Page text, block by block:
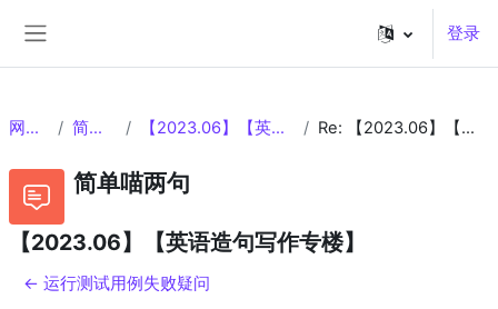
登录
网站页面 简单喵两句 【2023.06】【英语造句写作专楼】 Re: 【2023.06】【英语造句写作专楼】
简单喵两句
【2023.06】【英语造句写作专楼】
← 运行测试用例失败疑问